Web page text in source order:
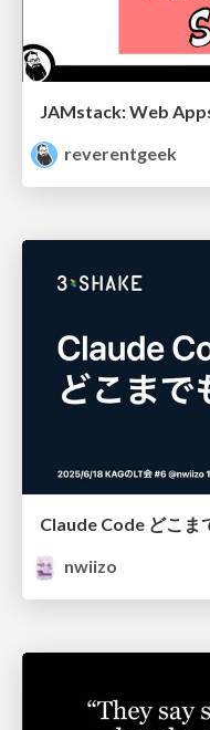
reverentgeek
Claude Code どこ
nwiizo